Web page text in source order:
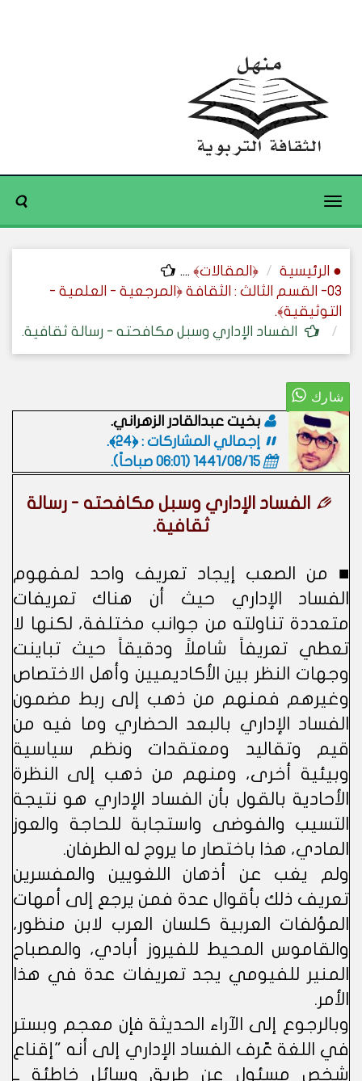
Toggle
● الرئيسية ﴿المقالات﴾ ....
03- القسم الثالث : الثقافة ﴿المرجعية - العلمية -
التوثيقية﴾.
الفساد الإداري وسبل مكافحته - رسالة ثقافية.
بخيت عبدالقادر الزهراني.
إجمالي المشاركات : ﴿24﴾.
1441/08/15 (06:01 صباحاً)
.
الفساد الإداري وسبل مكافحته - رسالة
ثقافية.
■ من الصعب إيجاد تعريف واحد لمفهوم
الفساد الإداري حيث أن هناك تعريفات
متعددة تناولته من جوانب مختلفة، لكنها لا
تعطي تعريفاً شاملاً ودقيقاً حيث تباينت
وجهات النظر بين الأكاديميين وأهل الاختصاص
وغيرهم فمنهم من ذهب إلى ربط مضمون
الفساد الإداري بالبعد الحضاري وما فيه من
قيم وتقاليد ومعتقدات ونظم سياسية
وبيئية أخرى، ومنهم من ذهب إلى النظرة
الأحادية بالقول بأن الفساد الإداري هو نتيجة
التسيب والفوضى واستجابة للحاجة والعوز
المادي، هذا باختصار ما يروج له الطرفان.
ولم يغب عن أذهان اللغويين والمفسرين
تعريف ذلك بأقوال عدة فمن يرجع إلى أمهات
المؤلفات العربية كلسان العرب لابن منظور،
والقاموس المحيط للفيروز أبادي، والمصباح
المنير للفيومي يجد تعريفات عدة في هذا
الأمر.
وبالرجوع إلى الآراء الحديثة فإن معجم وبستر
في اللغة عّرف الفساد الإداري إلى أنه "إقناع
شخص مسئول عن طريق وسائل خاطئة ــ